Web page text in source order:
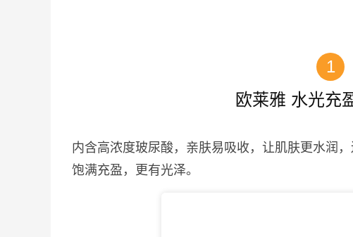
1
欧莱雅 水光充
内含高浓度玻尿酸，亲肤易吸收，让肌肤更水润
饱满充盈，更有光泽。